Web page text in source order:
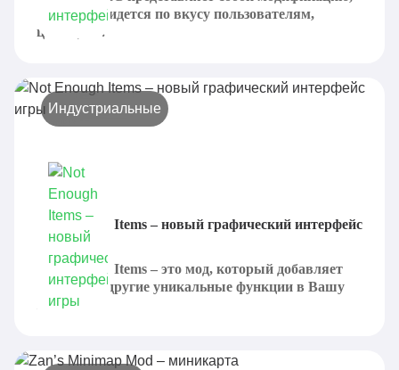
которая придется по вкусу пользователям,
ценящих...
Индустриальные
Not Enough Items – новый графический интерфейс
игры
Not Enough Items – это мод, который добавляет
рецепты и другие уникальные функции в Вашу
игру,...